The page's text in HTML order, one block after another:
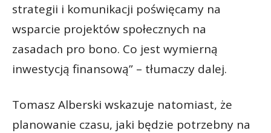
strategii i komunikacji poświęcamy na
wsparcie projektów społecznych na
zasadach pro bono. Co jest wymierną
inwestycją finansową” – tłumaczy dalej.
Tomasz Alberski wskazuje natomiast, że
planowanie czasu, jaki będzie potrzebny na